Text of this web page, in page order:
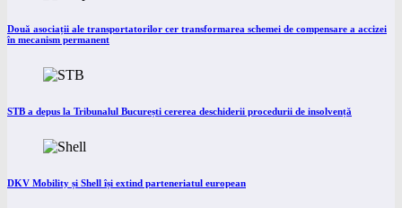
Două asociații ale transportatorilor cer transformarea schemei de compensare a accizei
în mecanism permanent
STB a depus la Tribunalul București cererea deschiderii procedurii de insolvență
DKV Mobility și Shell își extind parteneriatul european